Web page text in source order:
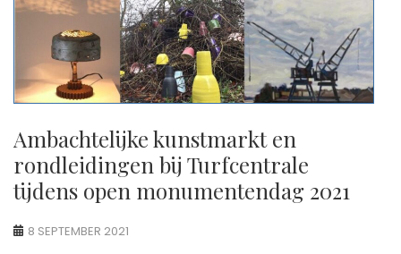
Ambachtelijke kunstmarkt en
rondleidingen bij Turfcentrale
tijdens open monumentendag 2021
8 SEPTEMBER 2021